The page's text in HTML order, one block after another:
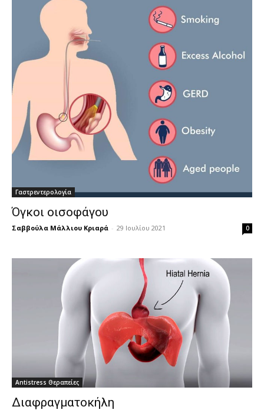
Γαστρεντερολογία
Όγκοι οισοφάγου
Σαββούλα Μάλλιου Κριαρά - 29 Ιουλίου 2021 0
Antistress Θεραπείες
Διαφραγματοκήλη